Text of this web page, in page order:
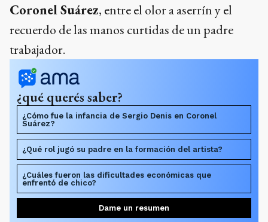
Coronel Suárez, entre el olor a aserrín y el
recuerdo de las manos curtidas de un padre
trabajador.
¿qué querés saber?
¿Cómo fue la infancia de Sergio Denis en Coronel
Suárez?
¿Qué rol jugó su padre en la formación del artista?
¿Cuáles fueron las dificultades económicas que
enfrentó de chico?
Dame un resumen